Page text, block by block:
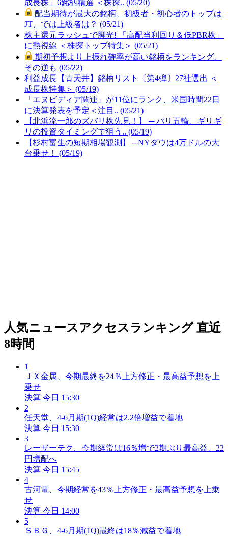
成長株」6銘柄精選 ＜株探.. (05/20)
配当期待が最大の銘柄、初級者・初心者のトップは
JT、では上級者は？ (05/21)
株主還元ラッシュで脚光! 「高配当利回り＆低PBR株」
に熱視線 ＜株探トップ特集＞ (05/21)
期初予想より上振れ確率が高い銘柄をランキング、
その逆も (05/22)
利益成長【青天井】銘柄リスト〔第4弾〕27社選出 ＜
成長株特集＞ (05/19)
「エヌビディア関連」が11位にランク、米国時間22日
に決算発表を予定＜注目.. (05/21)
【北浜流一郎のズバリ株先見！】 ─ パリ五輪、ギリギ
リの投資タイミングで狙う.. (05/19)
【杉村富生の短期相場観測】 ─NYダウは4万ドルの大
台乗せ！ (05/19)
人気ニュースアクセスランキング 直近
8時間
1
ＪＸ金属、今期最終を24％上方修正・最高益予想を上
乗せ
決算 今日 15:30
2
任天堂、4-6月期(1Q)経常は2.2倍増益で着地
決算 今日 15:30
3
レーザーテク、今期経常は16％増で2期ぶり最高益、22
円増配へ
決算 今日 15:45
4
古河電、今期経常を43％上方修正・最高益予想を上乗
せ
決算 今日 14:00
5
ＳＢＧ、4-6月期(1Q)最終は18％減益で着地